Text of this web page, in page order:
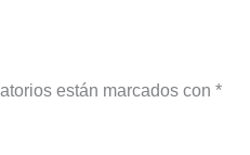
están marcados con *